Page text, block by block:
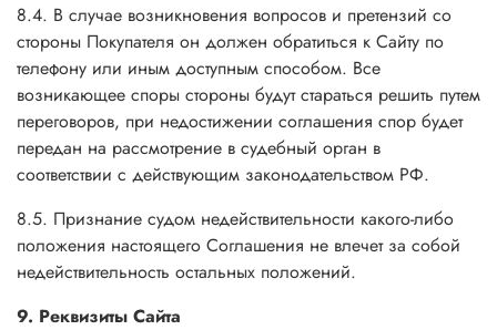
8.4. В случае возникновения вопросов и претензий со
стороны Покупателя он должен обратиться к Сайту по
телефону или иным доступным способом. Все
возникающее споры стороны будут стараться решить путем
переговоров, при недостижении соглашения спор будет
передан на рассмотрение в судебный орган в
соответствии с действующим законодательством РФ.
8.5. Признание судом недействительности какого-либо
положения настоящего Соглашения не влечет за собой
недействительность остальных положений.
9. Реквизиты Сайта